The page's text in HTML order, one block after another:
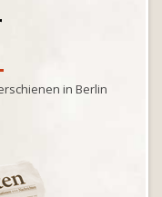
in Berlin